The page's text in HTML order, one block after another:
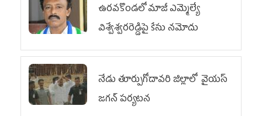
ఉరవకొండలో మాజీ ఎమ్మెల్యే
విశ్వేశ్వరరెడ్డిపై కేసు న‌మోదు
నేడు తూర్పుగోదావరి జిల్లాలో వైయస్‌
జగన్‌ పర్యటన